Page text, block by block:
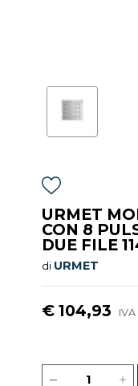
URMET
CON 8
DUE FILE
di URMET
€ 104,93